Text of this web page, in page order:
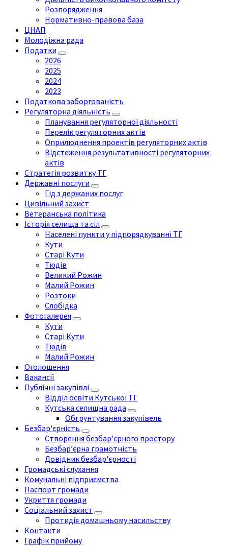
Розпорядження
Нормативно-правова база
ЦНАП
Молодіжна рада
Податки
2026
2025
2024
2023
Податкова заборгованість
Регуляторна діяльність
Планування регуляторної діяльності
Перелік регуляторних актів
Оприлюднення проектів регуляторних актів
Відстеження результативності регуляторних
актів
Стратегія розвитку ТГ
Державні послуги
Гід з держаних послуг
Цивільний захист
Ветеранська політика
Історія селища та сіл
Населені пункти у підпорядкуванні ТГ
Кути
Старі Кути
Тюдів
Великий Рожин
Малий Рожин
Розтоки
Слобідка
Фотогалерея
Кути
Старі Кути
Тюдів
Малий Рожин
Оголошення
Вакансії
Публічні закупівлі
Відділ освіти Кутської ТГ
Кутська селищна рада
Обгрунтування закупівель
Безбар'єрність
Створення безбар'єрного простору
Безбар’єрна грамотність
Довідник безбар'єрності
Громадські слухання
Комунальні підприємства
Паспорт громади
Укриття громади
Соціальний захист
Протидія домашньому насильству
Контакти
Графік прийому